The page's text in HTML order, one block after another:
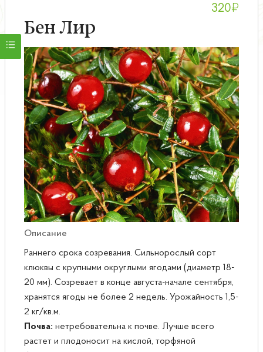
Малина
Мини-деревья
НОВИНКА Английские и Японские розы
Саженцы плодовые
Сирень
Бен Лир
320₽
Описание
Раннего срока созревания. Сильнорослый сорт
клюквы с крупными округлыми ягодами (диаметр 18-
20 мм). Созревает в конце августа-начале сентября,
хранятся ягоды не более 2 недель. Урожайность 1,5-
2 кг/кв.м.
Почва: нетребовательна к почве. Лучше всего
растет и плодоносит на кислой, торфяной